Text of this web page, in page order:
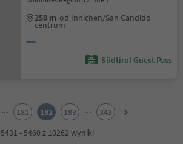
250 m od Innichen/San Candido
centrum
Südtirol Guest Pass
... 181 182 183 ...
343
5431 - 5460 z 10262 wyniki